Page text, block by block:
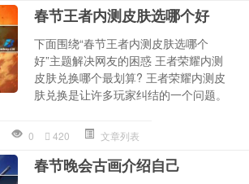
春节王者内测皮肤选哪个好
下面围绕“春节王者内测皮肤选哪个
好”主题解决网友的困惑 王者荣耀内测
皮肤兑换哪个最划算? 王者荣耀内测皮
肤兑换是让许多玩家纠结的一个问题。
0 420 文章列表
春节晚会古画介绍自己